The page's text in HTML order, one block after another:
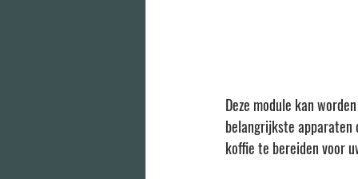
Deze module kan
belangrijkste
koffie te bereiden voor